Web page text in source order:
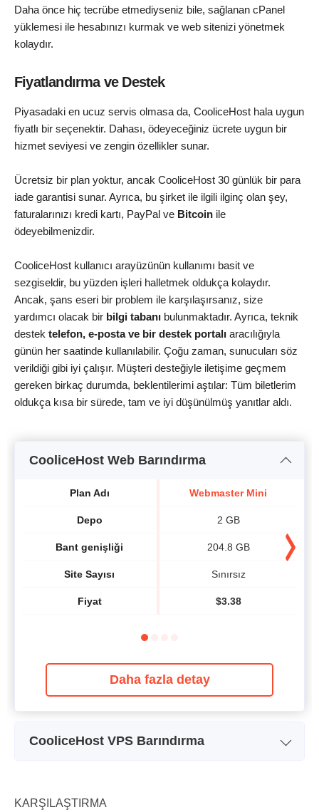
Daha önce hiç tecrübe etmediyseniz bile, sağlanan cPanel
yüklemesi ile hesabınızı kurmak ve web sitenizi yönetmek
kolaydır.
Fiyatlandırma ve Destek
Piyasadaki en ucuz servis olmasa da, CooliceHost hala uygun
fiyatlı bir seçenektir. Dahası, ödeyeceğiniz ücrete uygun bir
hizmet seviyesi ve zengin özellikler sunar.
Ücretsiz bir plan yoktur, ancak CooliceHost 30 günlük bir para
iade garantisi sunar. Ayrıca, bu şirket ile ilgili ilginç olan şey,
faturalarınızı kredi kartı, PayPal ve Bitcoin ile
ödeyebilmenizdir.
CooliceHost kullanıcı arayüzünün kullanımı basit ve
sezgiseldir, bu yüzden işleri halletmek oldukça kolaydır.
Ancak, şans eseri bir problem ile karşılaşırsanız, size
yardımcı olacak bir bilgi tabanı bulunmaktadır. Ayrıca, teknik
destek telefon, e-posta ve bir destek portalı aracılığıyla
günün her saatinde kullanılabilir. Çoğu zaman, sunucuları söz
verildiği gibi iyi çalışır. Müşteri desteğiyle iletişime geçmem
gereken birkaç durumda, beklentilerimi aştılar: Tüm biletlerim
oldukça kısa bir sürede, tam ve iyi düşünülmüş yanıtlar aldı.
CooliceHost Web Barındırma
Plan Adı
Depo
Bant genişliği
Site Sayısı
Fiyat
Webmaster Mini
2 GB
204.8 GB
Sınırsız
$3.38
Daha fazla detay
CooliceHost VPS Barındırma
Depo
KARŞILAŞTIRMA